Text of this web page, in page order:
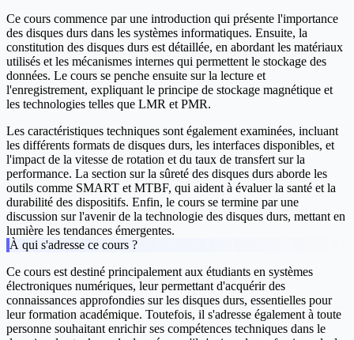
Ce cours commence par une introduction qui présente l'importance
des disques durs dans les systèmes informatiques. Ensuite, la
constitution des disques durs est détaillée, en abordant les matériaux
utilisés et les mécanismes internes qui permettent le stockage des
données. Le cours se penche ensuite sur la lecture et
l'enregistrement, expliquant le principe de stockage magnétique et
les technologies telles que LMR et PMR.
Les caractéristiques techniques sont également examinées, incluant
les différents formats de disques durs, les interfaces disponibles, et
l'impact de la vitesse de rotation et du taux de transfert sur la
performance. La section sur la sûreté des disques durs aborde les
outils comme SMART et MTBF, qui aident à évaluer la santé et la
durabilité des dispositifs. Enfin, le cours se termine par une
discussion surl'avenirde la technologie des disques durs, mettant en
lumière les tendances émergentes.
À qui s'adresse ce cours ?
Ce cours est destiné principalement aux étudiants en systèmes
électroniques numériques, leur permettant d'acquérir des
connaissances approfondies sur les disques durs, essentielles pour
leur formation académique. Toutefois, il s'adresse également à toute
personne souhaitant enrichir ses compétences techniques dans le